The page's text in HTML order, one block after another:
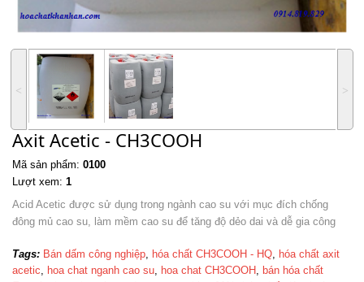
˂ ˃
Axit Acetic - CH3COOH
Mã sản phẩm: 0100
Lượt xem: 1
Acid Acetic được sử dụng trong ngành cao su với mục đích chống
đông mủ cao su, làm mềm cao su để tăng độ dẻo dai và dễ gia công
Tags: Bán dấm công nghi​ệp hóa chất CH3COOH - HQ
hóa chất ​axit
acetic
hoa chat nganh cao su hoa chat CH3COOH
bán hóa chất